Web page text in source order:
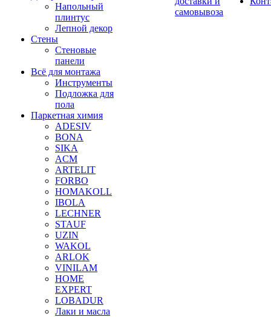
Напольный
плинтус
Лепной декор
Стены
Стеновые
панели
Всё для монтажа
Инструменты
Подложка для
пола
Паркетная химия
ADESIV
BONA
SIKA
ACM
ARTELIT
FORBO
HOMAKOLL
IBOLA
LECHNER
STAUF
UZIN
WAKOL
ARLOK
VINILAM
HOME
EXPERT
LOBADUR
Лаки и масла
самовывоза